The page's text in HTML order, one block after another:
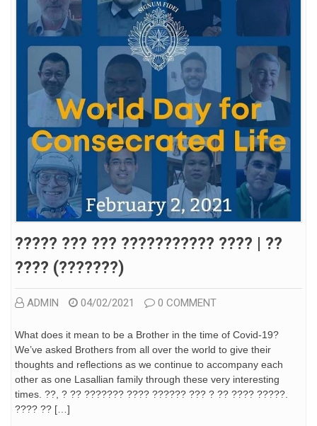
????? ??? ??? ??????????? ???? | ??
???? (???????)
ADMIN 04/02/2021 0 COMMENT
What does it mean to be a Brother in the time of Covid-19?
We’ve asked Brothers from all over the world to give their
thoughts and reflections as we continue to accompany each
other as one Lasallian family through these very interesting
times. ??, ? ?? ??????? ???? ?????? ??? ? ?? ???? ?????.
???? ?? […]